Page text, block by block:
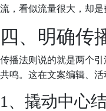
流，看似流量很大，却是
四、明确传
传播法则说的就是两个
共鸣。这在文案编辑、活
1、撬动中心